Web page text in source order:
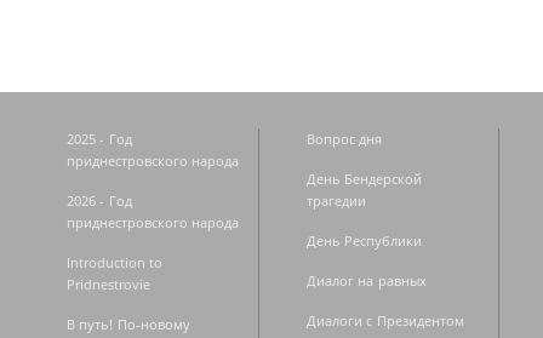
2025 - Год
приднестровского народа
2026 - Год
приднестровского народа
Introduction to
Pridnestrovie
В путь! По-новому
Вопрос дня
День Бендерской
трагедии
День Республики
Диалог на равных
Диалоги с Президентом